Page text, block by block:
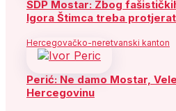
SDP Mostar: Zbog
Igora Štimca treba
Hercegovačko-neretvanski kanton
Perić: Ne damo Mostar,
Hercegovinu